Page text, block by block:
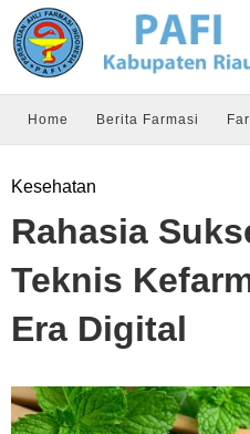
Home Berita Farmasi
Kesehatan
Rahasia
Teknis
Era Digital